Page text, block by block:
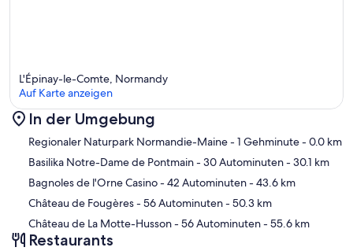
Karte
L'Épinay-le-Comte, Normandy
Auf Karte anzeigen
In der Umgebung
Regionaler Naturpark Normandie-Maine- 1 Gehminute- 0.0 km
Basilika Notre-Dame de Pontmain- 30 Autominuten- 30.1 km
Bagnoles de l'Orne Casino- 42 Autominuten- 43.6 km
Château de Fougères- 56 Autominuten- 50.3 km
Château de La Motte-Husson- 56 Autominuten- 55.6 km
Restaurants